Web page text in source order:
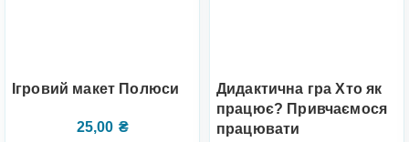
Ігровий макет Полюси
25,00 ₴
Дидактична гра Хто як
працює? Привчаємося
працювати